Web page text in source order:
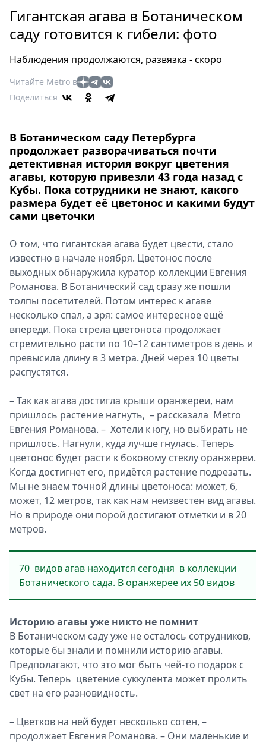
Россия
Мир
Еда
Туризм
Мода
Кино
Афиша
Книги
Выставки
Пресс-
релизы
Metro
Стримы
Спецпроекты
Звезды
Выборы
2026
Скачай
Metro
Гигантская агава в Ботаническом
саду готовится к гибели: фото
Наблюдения продолжаются, развязка - скоро
Читайте Metro в
Поделиться
В Ботаническом саду Петербурга
продолжает разворачиваться почти
детективная история вокруг цветения
агавы, которую привезли 43 года назад с
Кубы. Пока сотрудники не знают, какого
размера будет её цветонос и какими будут
сами цветочки
О том, что гигантская агава будет цвести, cтало
известно в начале ноября. Цветонос после
выходных обнаружила куратор коллекции Евгения
Романова. В Ботанический сад сразу же пошли
толпы посетителей. Потом интерес к агаве
несколько спал, а зря: самое интересное ещё
впереди. Пока стрела цветоноса продолжает
стремительно расти по 10–12 сантиметров в день и
превысила длину в 3 метра. Дней через 10 цветы
распустятся.
– Так как агава достигла крыши оранжереи, нам
пришлось растение нагнуть, – рассказала Metro
Евгения Романова. – Хотели к югу, но выбирать не
пришлось. Нагнули, куда лучше гнулась. Теперь
цветонос будет расти к боковому стеклу оранжереи.
Когда достигнет его, придётся растение подрезать.
Мы не знаем точной длины цветоноса: может, 6,
может, 12 метров, так как нам неизвестен вид агавы.
Но в природе они порой достигают отметки и в 20
метров.
70 видов агав находится сегодня в коллекции
Ботанического сада. В оранжерее их 50 видов
Историю агавы уже никто не помнит
В Ботаническом саду уже не осталось сотрудников,
которые бы знали и помнили историю агавы.
Предполагают, что это мог быть чей-то подарок с
Кубы. Теперь цветение cуккулента может пролить
свет на его разновидность.
– Цветков на ней будет несколько сотен, –
продолжает Евгения Романова. – Они маленькие и